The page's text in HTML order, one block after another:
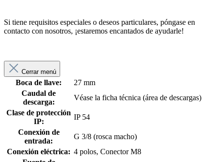
Si tiene requisitos especiales o deseos particulares, póngase en
contacto con nosotros, ¡estaremos encantados de ayudarle!
Cerrar menú
Boca de llave:
27 mm
Caudal de
descarga:
Véase la ficha técnica (área de descargas)
Clase de protección
IP:
IP 54
Conexión de
entrada:
G 3/8 (rosca macho)
Conexión eléctrica: 4 polos, Conector M8